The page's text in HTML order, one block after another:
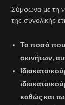
Σύμφωνα με τη
της συνολικής
Το ποσό που
ακινήτων,
καθώς και